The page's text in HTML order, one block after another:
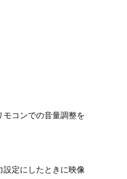
コンでの音量調整を
設定にしたときに映像